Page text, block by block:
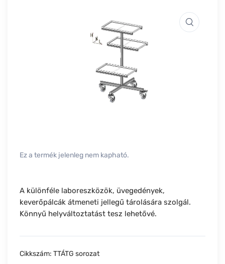
Ez a termék jelenleg nem kapható.
A különféle laboreszközök, üvegedények,
keverőpálcák átmeneti jellegű tárolására szolgál.
Könnyű helyváltoztatást tesz lehetővé.
Cikkszám: TTÁTG sorozat